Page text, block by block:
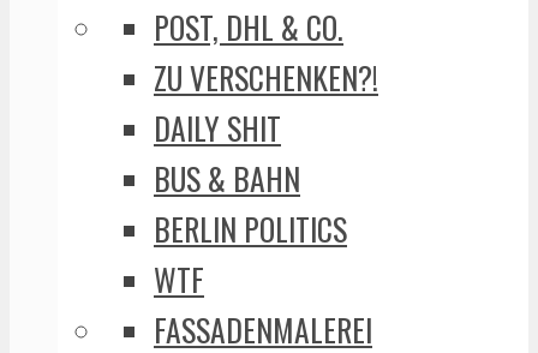
POST, DHL & CO.
ZU VERSCHENKEN?!
DAILY SHIT
BUS & BAHN
BERLIN POLITICS
WTF
FASSADENMALEREI